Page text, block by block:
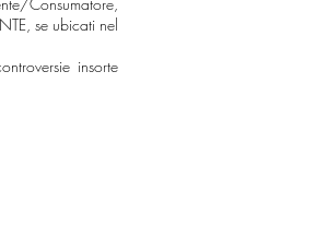
Consumatore,
se ubicati nel
insorte